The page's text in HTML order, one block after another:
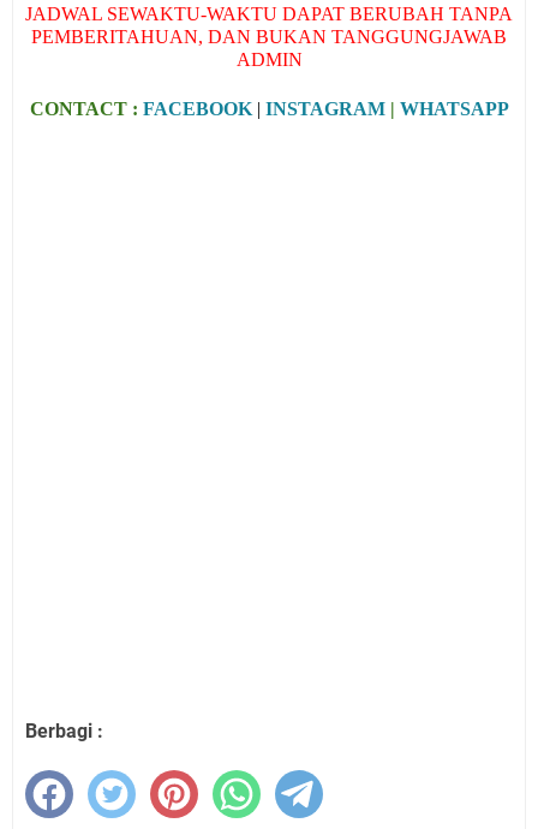
JADWAL SEWAKTU-WAKTU DAPAT BERUBAH TANPA
PEMBERITAHUAN, DAN BUKAN TANGGUNGJAWAB
ADMIN
CONTACT : FACEBOOK| INSTAGRAM| WHATSAPP
Berbagi :